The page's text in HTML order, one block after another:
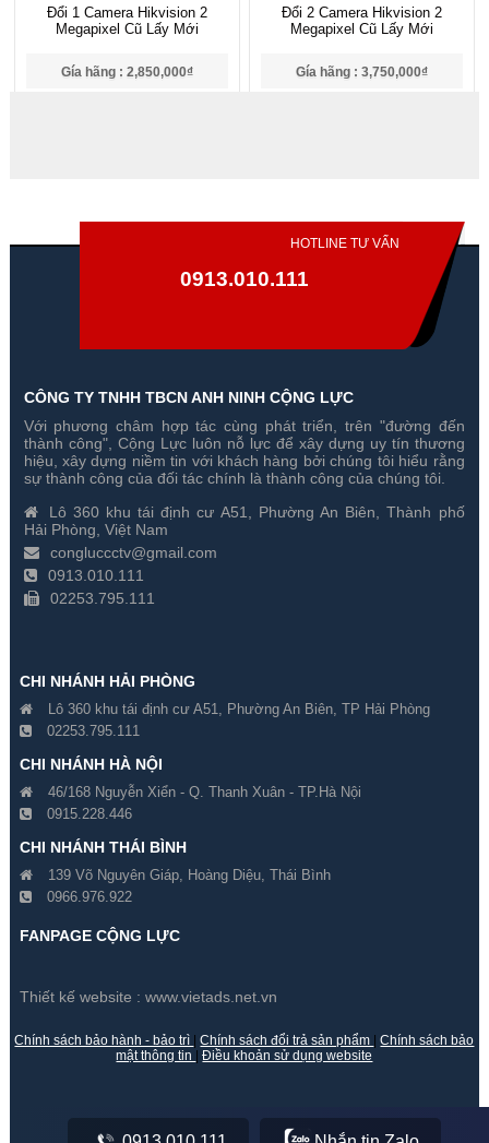
Đổi 1 Camera Hikvision 2
Megapixel Cũ Lấy Mới
Gía hãng : 2,850,000₫
Đổi 2 Camera Hikvision 2
Megapixel Cũ Lấy Mới
Gía hãng : 3,750,000₫
Đổi 3 Camera Hikvision 2
Megapixel Cũ Lấy Mới
Gía hãng : 4,650,000₫
4,565,000₫
Đổi 4 Camera Hikvision 2
Megapixel Cũ Lấy Mới
Gía hãng : 5,550,000₫
5,464,000₫
Đổi 5 Camera Hikvision 2
Gía hãng : 7,600,000₫
7,500,000₫
HOTLINE TƯ VẤN
0913.010.111
CÔNG TY TNHH TBCN ANH NINH CỘNG LỰC
Với phương châm hợp tác cùng phát triển, trên "đường đến
thành công", Cộng Lực luôn nỗ lực để xây dựng uy tín thương
hiệu, xây dựng niềm tin với khách hàng bởi chúng tôi hiểu rằng
sự thành công của đối tác chính là thành công của chúng tôi.
Lô 360 khu tái định cư A51, Phường An Biên, Thành phố
Hải Phòng, Việt Nam
congluccctv@gmail.com
0913.010.111
02253.795.111
CHI NHÁNH HẢI PHÒNG
Lô 360 khu tái định cư A51, Phường An Biên, TP Hải Phòng
02253.795.111
CHI NHÁNH HÀ NỘI
46/168 Nguyễn Xiển - Q. Thanh Xuân - TP.Hà Nội
0915.228.446
CHI NHÁNH THÁI BÌNH
139 Võ Nguyên Giáp, Hoàng Diệu, Thái Bình
0966.976.922
FANPAGE CỘNG LỰC
Thiết kế website : www.vietads.net.vn
Chính sách bảo hành - bảo trì Chính sách đổi trả sản phẩm
Chính sách bảo
mật thông tin
Điều khoản sử dụng website